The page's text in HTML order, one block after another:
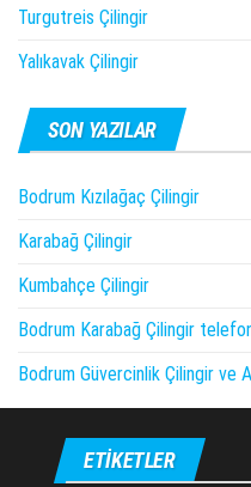
Turgutreis Çilingir
Yalıkavak Çilingir
SON YAZILAR
Bodrum Kızılağaç Çilingir
Karabağ Çilingir
Kumbahçe Çilingir
Bodrum Karabağ Çilingir
Bodrum Güvercinlik Çilingir ve
ETIKETLER